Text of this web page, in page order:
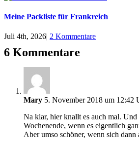
Meine Packliste für Frankreich
Juli 4th, 2026| 2 Kommentare
6 Kommentare
Mary 5. November 2018 um 12:42
Na klar, hier knallt es auch mal. Und
Wochenende, wenn es eigentlich
Aber umso schöner, wenn sich